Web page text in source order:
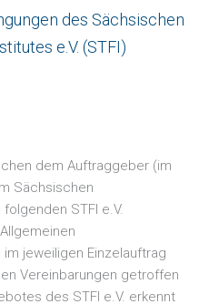
des Sächsischen
e.V. (STFI)
dem Auftraggeber (im
Sächsischen
STFI e.V.
jeweiligen Einzelauftrag
Vereinbarungen getroffen
des STFI e.V. erkennt